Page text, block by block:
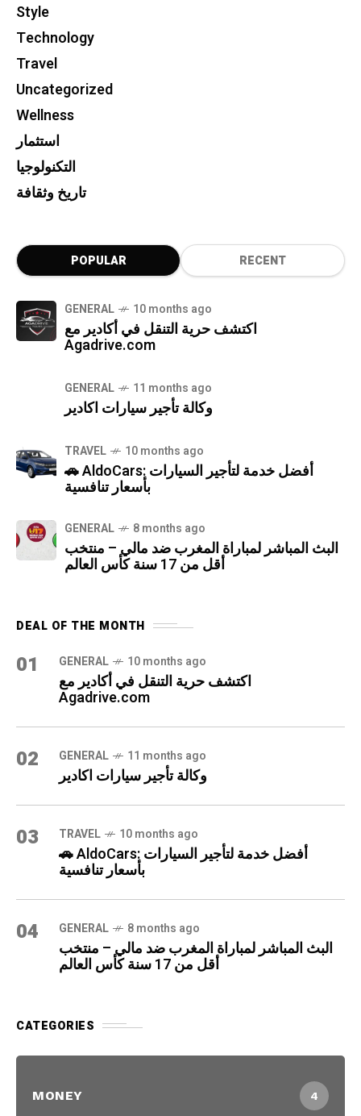
Style
Technology
Travel
Uncategorized
Wellness
استثمار
التكنولوجيا
تاريخ وثقافة
POPULAR RECENT
GENERAL 10 months ago
اكتشف حرية التنقل في أكادير مع
Agadrive.com
GENERAL 11 months ago
وكالة تأجير سيارات اكادير
TRAVEL 10 months ago
🚗 AldoCars: أفضل خدمة لتأجير السيارات
بأسعار تنافسية
GENERAL 8 months ago
البث المباشر لمباراة المغرب ضد مالي – منتخب
أقل من 17 سنة كأس العالم
DEAL OF THE MONTH
01 GENERAL 10 months ago
اكتشف حرية التنقل في أكادير مع
Agadrive.com
02 GENERAL 11 months ago
وكالة تأجير سيارات اكادير
03 TRAVEL 10 months ago
🚗 AldoCars: أفضل خدمة لتأجير السيارات
بأسعار تنافسية
04 GENERAL 8 months ago
البث المباشر لمباراة المغرب ضد مالي – منتخب
أقل من 17 سنة كأس العالم
CATEGORIES
MONEY 4